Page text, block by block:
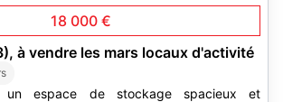
18 000 €
à vendre les mars locaux d'activité
un espace de stockage spacieux et